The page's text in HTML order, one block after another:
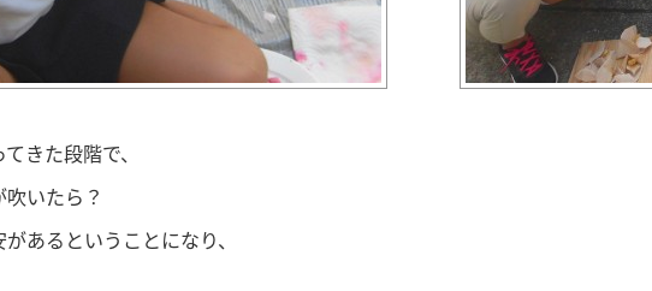
きた段階で、
いたら？
あるということになり、